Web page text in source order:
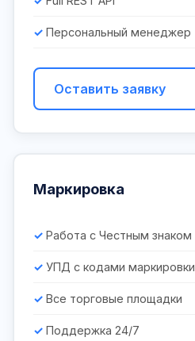
Персональный менеджер
Оставить заявку
Маркировка
Работа с Честным знаком
УПД с кодами маркировки
Все торговые площадки
Поддержка 24/7